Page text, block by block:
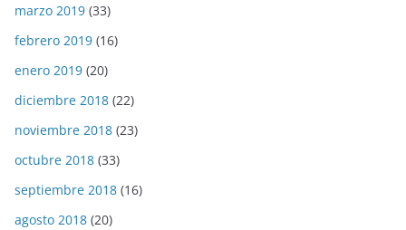
marzo 2019 (33)
febrero 2019 (16)
enero 2019 (20)
diciembre 2018 (22)
noviembre 2018 (23)
octubre 2018 (33)
septiembre 2018 (16)
agosto 2018 (20)